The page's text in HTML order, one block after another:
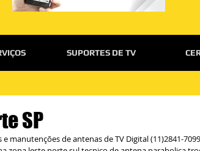
SUPORTES DE TV
SP
manutenções de antenas de TV Digital (11)2841-